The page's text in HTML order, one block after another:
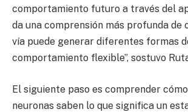
comportamiento futuro a través del
da una comprensión más profunda de
vía puede generar diferentes formas
comportamiento flexible”, sostuvo
El siguiente paso es comprender
neuronas saben lo que significa un